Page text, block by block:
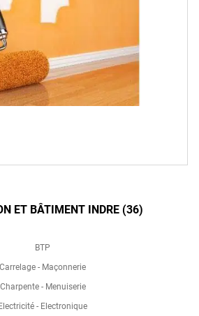
ET BÂTIMENT INDRE (36)
BTP
Carrelage - Maçonnerie
Charpente - Menuiserie
Electricité - Electronique